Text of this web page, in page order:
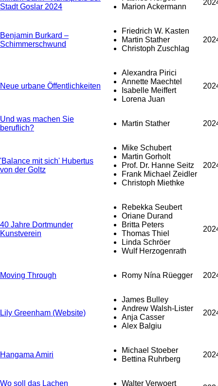
Stadt Goslar 2024
Marion Ackermann
Benjamin Burkard –
Schimmerschwund
Friedrich W. Kasten
Martin Stather
Christoph Zuschlag
Neue urbane Öffentlichkeiten
Alexandra Pirici
Annette Maechtel
Isabelle Meiffert
Lorena Juan
Und was machen Sie
beruflich?
Martin Stather
'Balance mit sich' Hubertus
von der Goltz
Mike Schubert
Martin Gorholt
Prof. Dr. Hanne Seitz
Frank Michael Zeidler
Christoph Miethke
40 Jahre Dortmunder
Kunstverein
Rebekka Seubert
Oriane Durand
Britta Peters
Thomas Thiel
Linda Schröer
Wulf Herzogenrath
Moving Through Romy Nína Rüegger
Lily Greenham (Website)
James Bulley
Andrew Walsh-Lister
Anja Casser
Alex Balgiu
Hangama Amiri
Michael Stoeber
Bettina Ruhrberg
Wo soll das Lachen Walter Verwoert